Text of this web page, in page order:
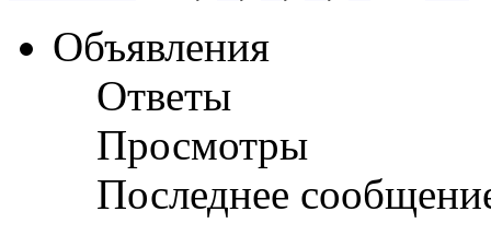
Объявления
Ответы
Просмотры
Последнее